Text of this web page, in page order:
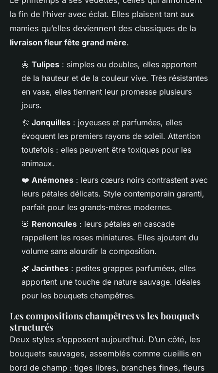
la fin de l’hiver avec éclat. Elles plaisent tant aux
mamies qu’elles deviennent des classiques de la
livraison fleur fête grand mère.
🌼 Tulipes : simples ou doubles, elles apportent
de la hauteur et de la couleur vive. Très résistantes
en vase, elles tiennent leur promesse plusieurs
jours.
🌞 Jonquilles : joyeuses et parfumées, elles
évoquent les premiers rayons de soleil. Attention
toutefois : elles peuvent être toxiques pour les
animaux.
❤️ Anémones : leurs cœurs noirs contrastent avec
leurs pétales délicats. Style contemporain garanti,
parfait pour les grands-mères modernes.
🌸 Renoncules : leurs pétales en cascade
rappellent les roses miniatures. Elles ajoutent du
volume sans alourdir la composition.
🌿 Jacinthes : petites grappes parfumées, elles
apportent une touche de nature sauvage. Idéales
pour les bouquets champêtres.
Les compositions champêtres vs les bouquets
structurés
Deux styles s’opposent aujourd’hui. D’un côté, les
bouquets sauvages, assemblés comme cueillis en
bord de champ : tiges libres, branches fines, fleurs